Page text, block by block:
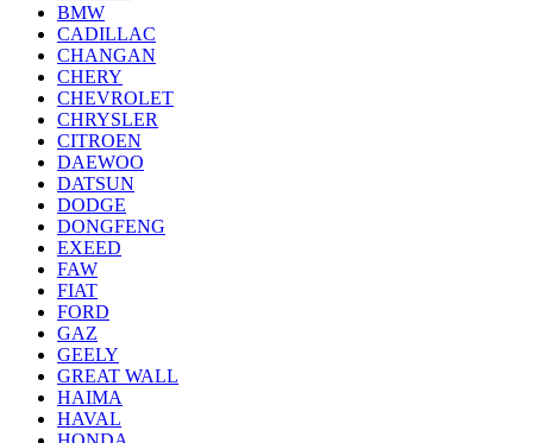
BMW
CADILLAC
CHANGAN
CHERY
CHEVROLET
CHRYSLER
CITROEN
DAEWOO
DATSUN
DODGE
DONGFENG
EXEED
FAW
FIAT
FORD
GAZ
GEELY
GREAT WALL
HAIMA
HAVAL